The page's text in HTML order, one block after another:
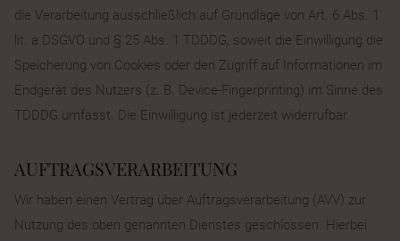
die Verarbeitung ausschließlich auf Grundlage von Art. 6 Abs. 1
lit. a DSGVO und § 25 Abs. 1 TDDDG, soweit die Einwilligung die
Speicherung von Cookies oder den Zugriff auf Informationen im
Endgerät des Nutzers (z. B. Device-Fingerprinting) im Sinne des
TDDDG umfasst. Die Einwilligung ist jederzeit widerrufbar.
AUFTRAGSVERARBEITUNG
Wir haben einen Vertrag über Auftragsverarbeitung (AVV) zur
Nutzung des oben genannten Dienstes geschlossen. Hierbei